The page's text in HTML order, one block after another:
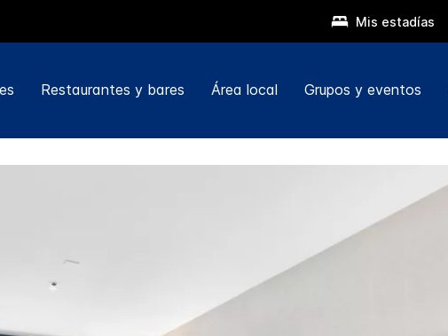
Mis estadías
Restaurantes y bares Área local Grupos y eventos